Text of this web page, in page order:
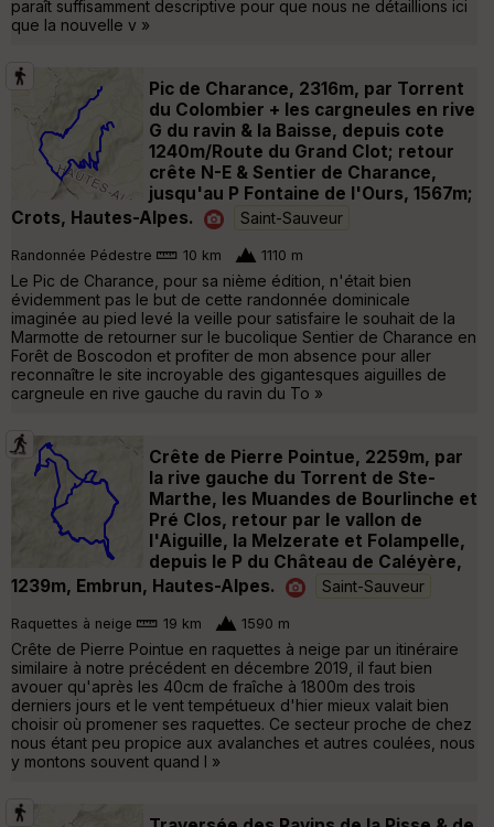
paraît suffisamment descriptive pour que nous ne détaillions ici
que la nouvelle v »
Pic de Charance, 2316m, par Torrent
du Colombier + les cargneules en rive
G du ravin & la Baisse, depuis cote
1240m/Route du Grand Clot; retour
crête N-E & Sentier de Charance,
jusqu'au P Fontaine de l'Ours, 1567m;
Crots, Hautes-Alpes.
Saint-Sauveur
Randonnée Pédestre 10 km 1110 m
Le Pic de Charance, pour sa nième édition, n'était bien
évidemment pas le but de cette randonnée dominicale
imaginée au pied levé la veille pour satisfaire le souhait de la
Marmotte de retourner sur le bucolique Sentier de Charance en
Forêt de Boscodon et profiter de mon absence pour aller
reconnaître le site incroyable des gigantesques aiguilles de
cargneule en rive gauche du ravin du To »
Crête de Pierre Pointue, 2259m, par
la rive gauche du Torrent de Ste-
Marthe, les Muandes de Bourlinche et
Pré Clos, retour par le vallon de
l'Aiguille, la Melzerate et Folampelle,
depuis le P du Château de Caléyère,
1239m, Embrun, Hautes-Alpes.
Saint-Sauveur
Raquettes à neige 19 km 1590 m
Crête de Pierre Pointue en raquettes à neige par un itinéraire
similaire à notre précédent en décembre 2019, il faut bien
avouer qu'après les 40cm de fraîche à 1800m des trois
derniers jours et le vent tempétueux d'hier mieux valait bien
choisir où promener ses raquettes. Ce secteur proche de chez
nous étant peu propice aux avalanches et autres coulées, nous
y montons souvent quand l »